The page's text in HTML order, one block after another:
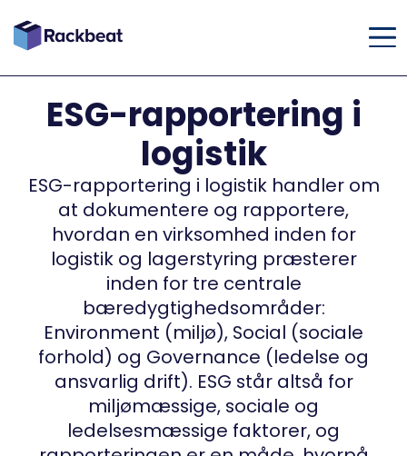
ESG-rapportering i
logistik
ESG-rapportering i logistik handler om
at dokumentere og rapportere,
hvordan en virksomhed inden for
logistik og lagerstyring præsterer
inden for tre centrale
bæredygtighedsområder:
Environment (miljø), Social (sociale
forhold) og Governance (ledelse og
ansvarlig drift). ESG står altså for
miljømæssige, sociale og
ledelsesmæssige faktorer, og